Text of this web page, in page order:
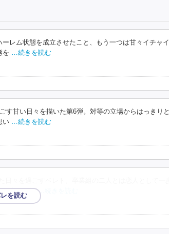
レム状態を成立させたこと、もう一つは甘々イチャ
を …続きを読む
甘い日々を描いた第6弾。対等の立場からはっきり
い …続きを読む
い人への気 …続きを読む